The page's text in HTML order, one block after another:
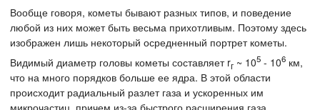
Вообще говоря, кометы бывают разных типов, и поведение
любой из них может быть весьма прихотливым. Поэтому здесь
изображен лишь некоторый осредненный портрет кометы.
Видимый диаметр головы кометы составляет rг ~ 105 - 106 км,
что на много порядков больше ее ядра. В этой области
происходит радиальный разлет газа и ускоренных им
микрочастиц, причем из-за быстрого расширения газа